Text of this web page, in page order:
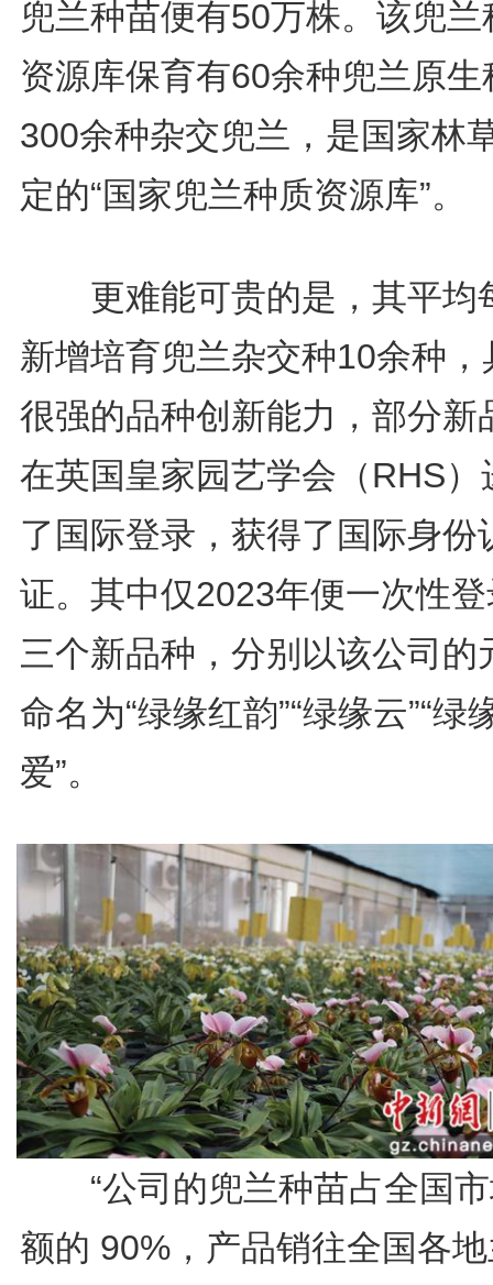
兜兰种苗便有50万株。该兜兰
资源库保育有60余种兜兰原生
300余种杂交兜兰，是国家林
定的“国家兜兰种质资源库”。
更难能可贵的是，其平均
新增培育兜兰杂交种10余种，
很强的品种创新能力，部分新
在英国皇家园艺学会（RHS）
了国际登录，获得了国际身份
证。其中仅2023年便一次性
三个新品种，分别以该公司的
命名为“绿缘红韵”“绿缘云”“绿
爱”。
“公司的兜兰种苗占全国市
额的 90%，产品销往全国各